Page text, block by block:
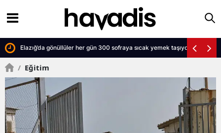
Elazığ’da gönüllüler her gün 300 sofraya sıcak yemek taşıyor
/ Eğitim